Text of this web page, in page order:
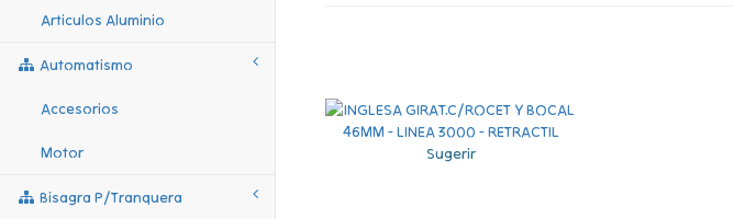
Articulos Aluminio
Automatismo
Accesorios
Motor
Bisagra P/tranquera
Sugerir